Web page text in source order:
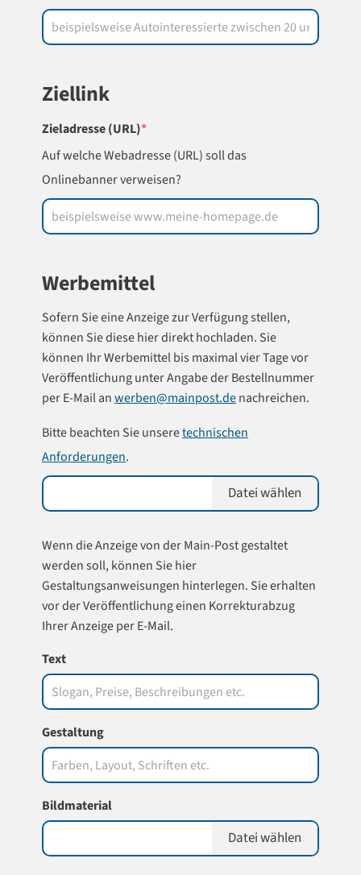
Ziellink
Zieladresse (URL)*(required)
Auf welche Webadresse (URL) soll das
Onlinebanner verweisen?
Werbemittel
Sofern Sie eine Anzeige zur Verfügung stellen,
können Sie diese hier direkt hochladen. Sie
können Ihr Werbemittel bis maximal vier Tage vor
Veröffentlichung unter Angabe der Bestellnummer
per E-Mail anwerben@mainpost.denachreichen.
Bitte beachten Sie unseretechnischen
Anforderungen.
Datei wählen
Wenn die Anzeige von der Main-Post gestaltet
werden soll, können Sie hier
Gestaltungsanweisungen hinterlegen. Sie erhalten
vor der Veröffentlichung einen Korrekturabzug
Ihrer Anzeige per E-Mail.
Text
Gestaltung
Bildmaterial
Datei wählen